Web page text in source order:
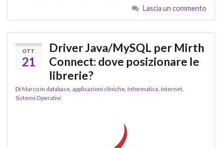
Lascia un commento
OTT
21
Driver Java/MySQL per Mirth
Connect: dove posizionare le
librerie?
DiMarcoin database applicazioni cliniche informatica internet
Sistemi Operativi